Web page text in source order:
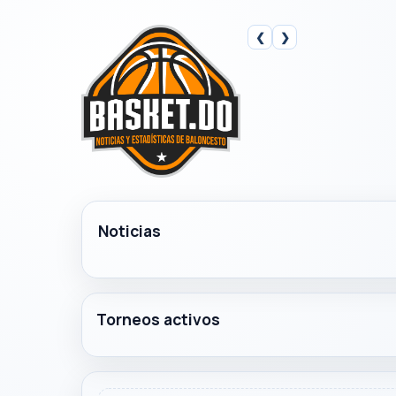
❮ ❯
Noticias
Torneos activos